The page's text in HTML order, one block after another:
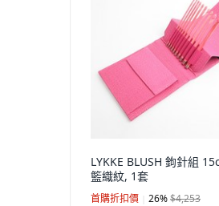
LYKKE BLUSH 鉤針組
籃織紋, 1套
首購折扣價 26%$4,253